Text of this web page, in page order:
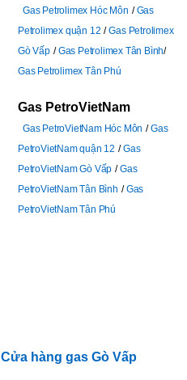
Gas Petrolimex Hóc Môn
Gas
Petrolimex quận 12
Gas Petrolimex
Gò Vấp
Gas Petrolimex Tân Bình
Gas Petrolimex Tân Phú
Gas PetroVietNam
Gas PetroVietNam Hóc Môn
Gas
PetroVietNam quận 12
Gas
PetroVietNam Gò Vấp
Gas
PetroVietNam Tân Bình
Gas
PetroVietNam Tân Phú
Cửa hàng gas Gò Vấp